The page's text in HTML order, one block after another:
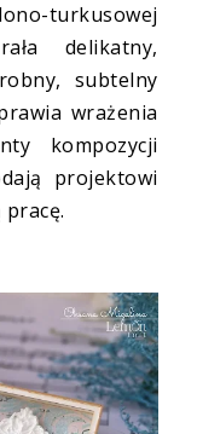
turkusowej
delikatny,
subtelny
wrażenia
kompozycji
projektowi
pracę.